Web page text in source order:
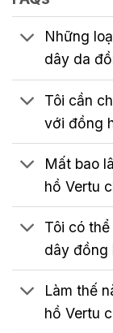
Những
dây da
Tôi cần
với đồng
Mất bao
hồ Vertu
Tôi có
dây đồng
Làm thế
hồ Vertu